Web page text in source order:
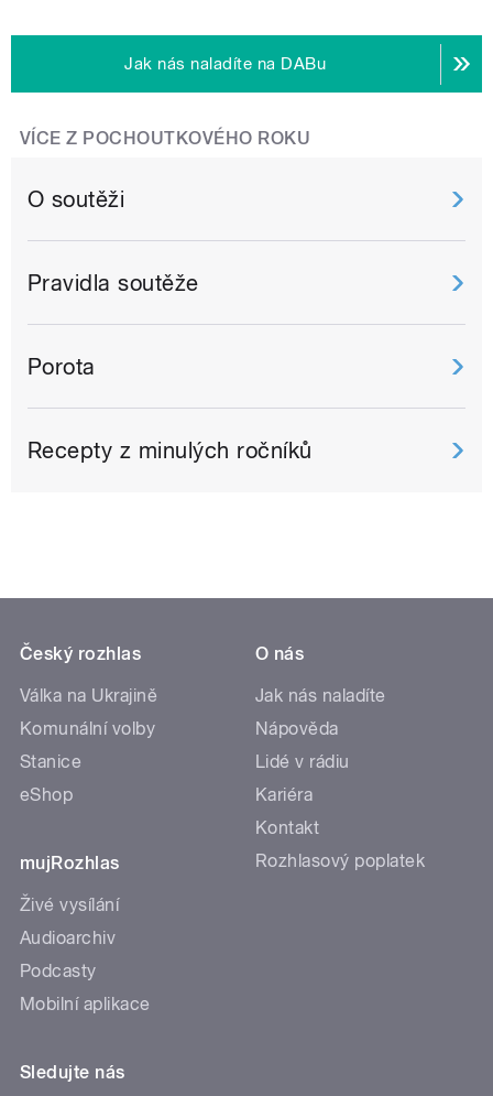
Jak nás naladíte na DABu
VÍCE Z POCHOUTKOVÉHO ROKU
O soutěži
Pravidla soutěže
Porota
Recepty z minulých ročníků
Český rozhlas
Válka na Ukrajině
Komunální volby
Stanice
eShop
mujRozhlas
Živé vysílání
Audioarchiv
Podcasty
Mobilní aplikace
O nás
Jak nás naladíte
Nápověda
Lidé v rádiu
Kariéra
Kontakt
Rozhlasový poplatek
Sledujte nás